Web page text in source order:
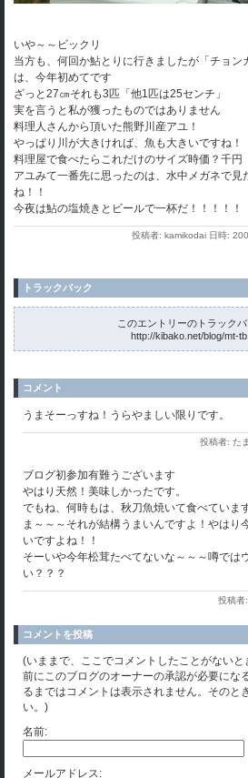
いや～～ビックリ
当方も、何回か鮎とりに行きましたが「チョン
は、今年初めてです
ざっと27㎝それも3匹「他1匹は25センチ」
実を言うと私が獲ったものではありません
料理人さんから頂いた熊野川産アユ！
やっぱり川が大きければ、魚も大きいですね！
料理屋で食べたらこれだけのサイズ時価？千円
アユみて一番先に思ったのは、水中メガネで見
ね！！
今夜は鮎の塩焼きとビールで一杯だ！！！！！
投稿者: kamikodai 日時:
トラックバック
このエントリーのトラック
http://kibako.net/blog/mt-
コメント
うまそーっすね！うらやましい限りです。
投稿者: た
ブログ初参加有難うございます
やはり天然！美味しかったです。
でもね、何時もは、秋刀魚焼いて食べていま
ま～～～それが結構うまいんですよ！やはり
いですよね！！
そーいや今年松茸たべてないな～～～噂では
い？？？
投稿者
コメントを投稿
(いままで、ここでコメントしたことがない
前にこのブログのオーナーの承認が必要にな
るまではコメントは表示されません。そのと
い。)
名前:
メールアドレス: